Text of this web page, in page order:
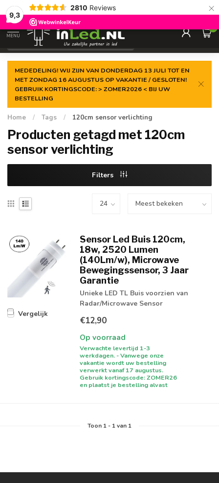
9,3
2810 Reviews ×
Gegarandeerde delaagste prijs
MENU
0
MEDEDELING! WIJ ZIJN VAN DONDERDAG 13 JULI TOT EN
MET ZONDAG 16 AUGUSTUS OP VAKANTIE / GESLOTEN!
GEBRUIK KORTINGSCODE: > ZOMER2026 < BIJ UW
BESTELLING
Home / Tags / 120cm sensor verlichting
Producten getagd met 120cm
sensor verlichting
Filters
Vergelijk
Sensor Led Buis 120cm,
18w, 2520 Lumen
(140Lm/w), Microwave
Bewegingssensor, 3 Jaar
Garantie
Unieke LED TL Buis voorzien van
Radar/Microwave Sensor
€12,90
Op voorraad
Verwachte levertijd 1-3
werkdagen. - Vanwege onze
vakantie wordt uw bestelling
verwerkt vanaf 17 augustus.
Gebruik kortingscode: ZOMER26
en plaatst je bestelling alvast
Toon 1- 1van 1